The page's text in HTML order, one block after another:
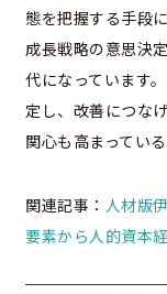
態を把握する手段
成長戦略の意思決
代になっています
定し、改善につな
関心も高まっている
関連記事： 人材版
要素から人的資本